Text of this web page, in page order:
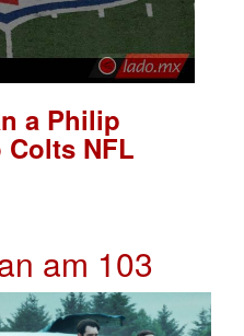
a Philip
Colts NFL
am 103